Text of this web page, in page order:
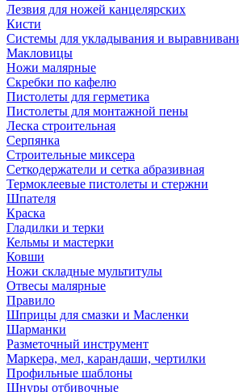
Лезвия для ножей канцелярских
Кисти
Системы для укладывания и
Макловицы
Ножи малярные
Скребки по кафелю
Пистолеты для герметика
Пистолеты для монтажной пены
Леска строительная
Серпянка
Строительные миксера
Сеткодержатели и сетка абразивная
Термоклеевые пистолеты и стержни
Шпателя
Краска
Гладилки и терки
Кельмы и мастерки
Ковши
Ножи складные мультитулы
Отвесы малярные
Правило
Шприцы для смазки и Масленки
Шарманки
Разметочный инструмент
Маркера, мел, карандаши, чертилки
Профильные шаблоны
Шнуры отбивочные